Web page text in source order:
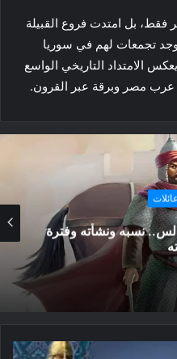
بل امتدت فروع القبيلة
تجمعات لهم في سوريا
الامتداد التاريخي الواسع
عرب مصر وبرقة عبر القرون.
تعرف على أغرب
الإفريقية